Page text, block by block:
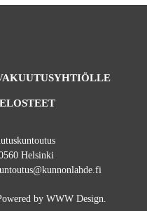
Helsinki
by WWW Design.